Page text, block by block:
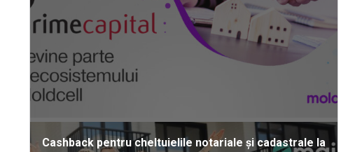
Cashback pentru cheltuielile notariale și cadastrale la